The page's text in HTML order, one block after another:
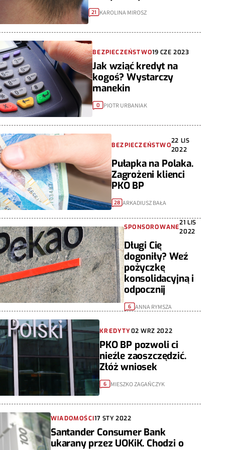
21 KAROLINA MIROSZ
BEZPIECZEŃSTWO19 CZE 2023
Jak wziąć kredyt na
kogoś? Wystarczy
manekin
0 PIOTR URBANIAK
BEZPIECZEŃSTWO
22 LIS
2022
Pułapka na Polaka.
Zagrożeni klienci
PKO BP
28 ARKADIUSZ BAŁA
SPONSOROWANE
21 LIS
2022
Długi Cię
dogoniły? Weź
pożyczkę
konsolidacyjną i
odpocznij
6 ANNA RYMSZA
KREDYTY02 WRZ 2022
PKO BP pozwoli ci
nieźle zaoszczędzić.
Złóż wniosek
6 MIESZKO ZAGAŃCZYK
WIADOMOŚCI17 STY 2022
Santander Consumer Bank
ukarany przez UOKiK. Chodzi o